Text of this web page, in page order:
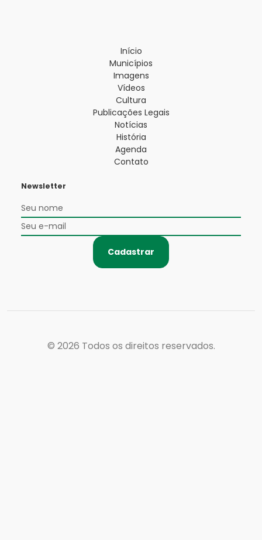
Início
Municípios
Imagens
Vídeos
Cultura
Publicações Legais
Notícias
História
Agenda
Contato
Newsletter
Cadastrar
© 2026 Todos os direitos reservados.